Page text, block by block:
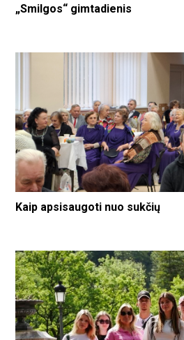
„Smilgos“ gimtadienis
Kaip apsisaugoti nuo sukčių